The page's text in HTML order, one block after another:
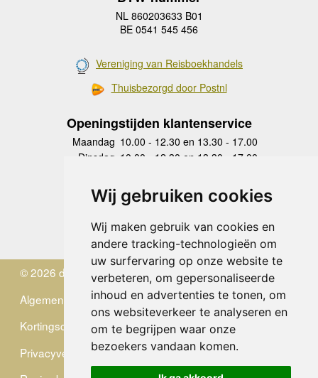
Wij gebruiken cookies
Wij maken gebruik van cookies en
andere tracking-technologieën om
uw surfervaring op onze website te
verbeteren, om gepersonaliseerde
inhoud en advertenties te tonen, om
ons websiteverkeer te analyseren en
om te begrijpen waar onze
bezoekers vandaan komen.
NL 860203633 B01
BE 0541 545 456
Vereniging van Reisboekhandels
Thuisbezorgd door Postnl
Openingstijden klantenservice
Maandag 10.00 - 12.30 en 13.30 - 17.00
Dinsdag 10.00 - 12.30 en 13.30 - 17.00
Donderdag
10.00 - 12.30 en 13.30 - 17.00
Vrijdag 10.00 - 12.30 en 13.30 - 17.00
Zaterdag
gesloten
Zondag gesloten
© 2026 de Zwerver
Algemene Voorwaarden
Kortingscode
Privacyverklaring